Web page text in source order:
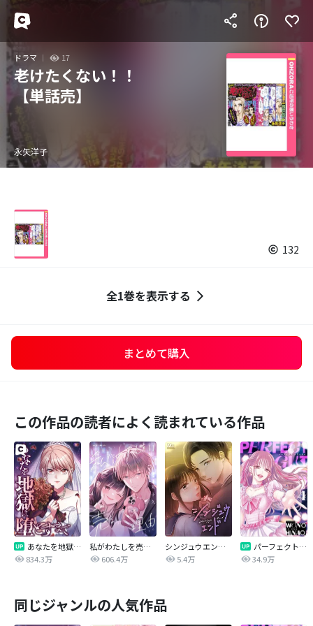
ドラマ 17
老けたくない！！
【単話売】
永矢洋子
132
全1巻を表示する
まとめて購入
この作品の読者によく読まれている作品
あなたを地獄に堕とすまで
834.3万
私がわたしを売る理由
606.4万
シンジュウエンド【タテヨミ】
5.4万
パーフェクトグリッター
34.9万
同じジャンルの人気作品